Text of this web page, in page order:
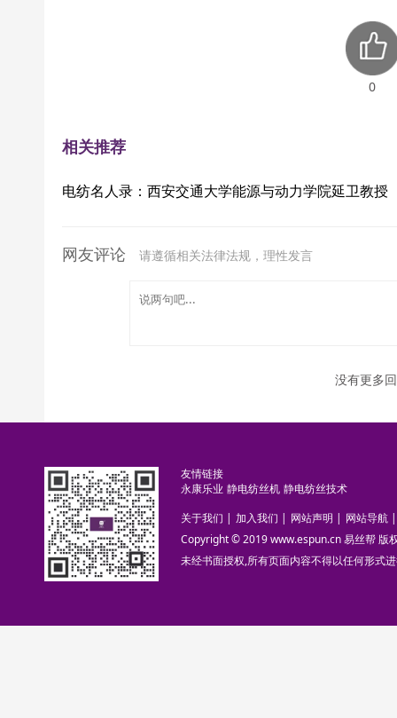
0
相关推荐
电纺名人录：西安交通大学能源与动力学院延卫教授
网友评论 请遵循相关法律法规，理性发言
没有更多
友情链接
永康乐业 静电纺丝机 静电纺丝技术
关于我们 | 加入我们 | 网站声明 | 网站导航 |
Copyright © 2019 www.espun.cn 易丝帮 版
未经书面授权,所有页面内容不得以任何形式